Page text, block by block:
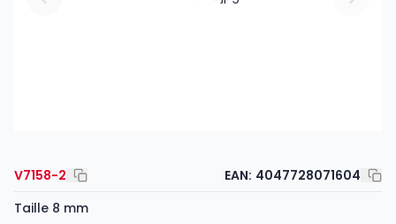
V7158-2 EAN: 4047728071604
Taille 8 mm